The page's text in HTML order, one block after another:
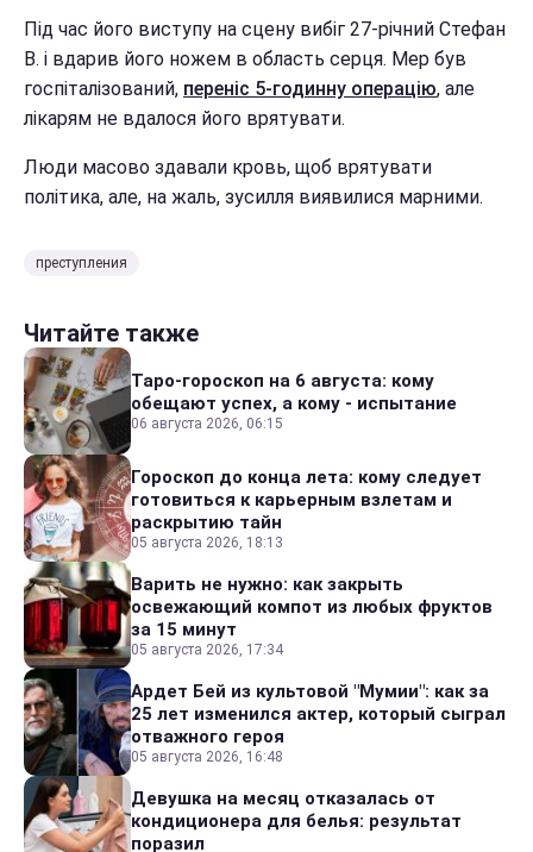
Під час його виступу на сцену вибіг 27-річний Стефан
В. і вдарив його ножем в область серця. Мер був
госпіталізований, переніс 5-годинну операцію, але
лікарям не вдалося його врятувати.
Люди масово здавали кровь, щоб врятувати
політика, але, на жаль, зусилля виявилися марними.
преступления
Читайте также
Таро-гороскоп на 6 августа: кому
обещают успех, а кому - испытание
06 августа 2026, 06:15
Гороскоп до конца лета: кому следует
готовиться к карьерным взлетам и
раскрытию тайн
05 августа 2026, 18:13
Варить не нужно: как закрыть
освежающий компот из любых фруктов
за 15 минут
05 августа 2026, 17:34
Ардет Бей из культовой "Мумии": как за
25 лет изменился актер, который сыграл
отважного героя
05 августа 2026, 16:48
Девушка на месяц отказалась от
кондиционера для белья: результат
поразил